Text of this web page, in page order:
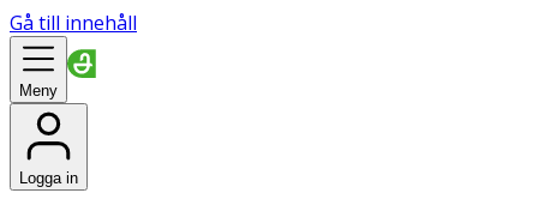
Gå till innehåll
Meny
Logga in